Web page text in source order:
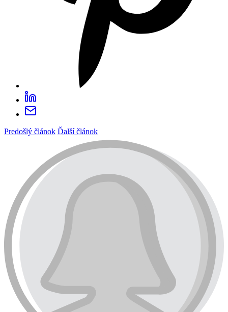
Predošlý článok Ďalší článok